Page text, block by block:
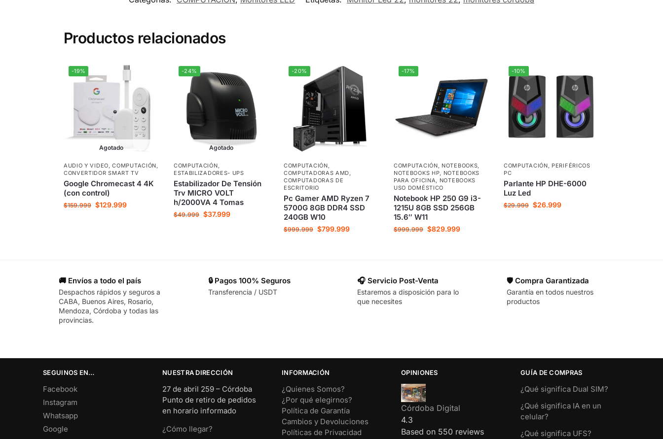
Productos relacionados
-19%
Agotado
AUDIO Y VIDEO,COMPUTACIÓN,
CONVERTIDOR SMART TV
Google Chromecast 4 4K
(con control)
$159.999 $129.999
-24%
Agotado
COMPUTACIÓN,
ESTABILIZADORES- UPS
Estabilizador De Tensión
Trv MICRO VOLT
h/2000VA 4 Tomas
$49.999 $37.999
-20%
COMPUTACIÓN,
COMPUTADORAS AMD,
COMPUTADORAS DE
ESCRITORIO
Pc Gamer AMD Ryzen 7
5700G 8GB DDR4 SSD
240GB W10
$999.999 $799.999
-17%
COMPUTACIÓN, NOTEBOOKS,
NOTEBOOKS HP, NOTEBOOKS
PARA OFICINA, NOTEBOOKS
USO DOMÉSTICO
Notebook HP 250 G9 i3-
1215U 8GB SSD 256GB
15.6″ W11
$999.999 $829.999
-10%
COMPUTACIÓN, PERIFÉRICOS
PC
Parlante HP DHE-6000
Luz Led
$29.999 $26.999
🚚 Envíos a todo el país
Despachos rápidos y seguros a
CABA, Buenos Aires, Rosario,
Mendoza, Córdoba y todas las
provincias.
🔒 Pagos 100% Seguros
Transferencia / USDT
🎧 Servicio Post-Venta
Estaremos a disposición para lo
que necesites
🛡️ Compra Garantizada
Garantía en todos nuestros
productos
SEGUINOS EN…
Facebook
Instagram
Whatsapp
Google
NUESTRA DIRECCIÓN
27 de abril 259 – Córdoba
Punto de retiro de pedidos
en horario informado
¿Cómo llegar?
INFORMACIÓN
¿Quienes Somos?
¿Por qué elegirnos?
Política de Garantía
Cambios y Devoluciones
Políticas de Privacidad
OPINIONES
Córdoba Digital
4.3
Based on 550 reviews
GUÍA DE COMPRAS
¿Qué significa Dual SIM?
¿Qué significa IA en un
celular?
¿Qué significa UFS?